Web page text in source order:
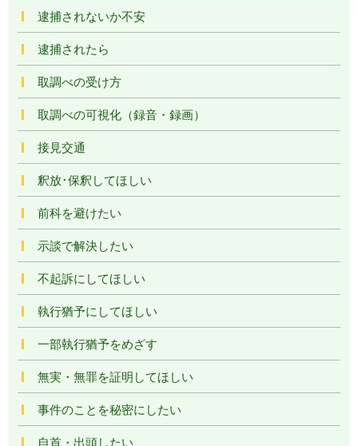
逮捕されないか不安
逮捕されたら
取調べの受け方
取調べの可視化（録音・録画）
接見交通
釈放･保釈してほしい
前科を避けたい
示談で解決したい
不起訴にしてほしい
執行猶予にしてほしい
一部執行猶予をめざす
無実・無罪を証明してほしい
事件のことを秘密にしたい
自首・出頭したい